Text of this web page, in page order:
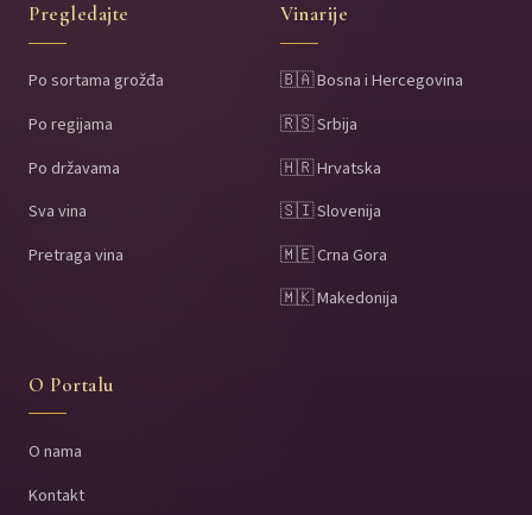
Pregledajte
Po sortama grožđa
Po regijama
Po državama
Sva vina
Pretraga vina
Vinarije
🇧🇦 Bosna i Hercegovina
🇷🇸 Srbija
🇭🇷 Hrvatska
🇸🇮 Slovenija
🇲🇪 Crna Gora
🇲🇰 Makedonija
O Portalu
O nama
Kontakt